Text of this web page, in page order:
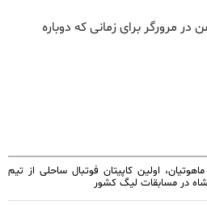
مرورگر برای زمانی که دوباره
اولین کاپیتان فوتبال ساحلی از تیم
در مسابقات لیگ کشور